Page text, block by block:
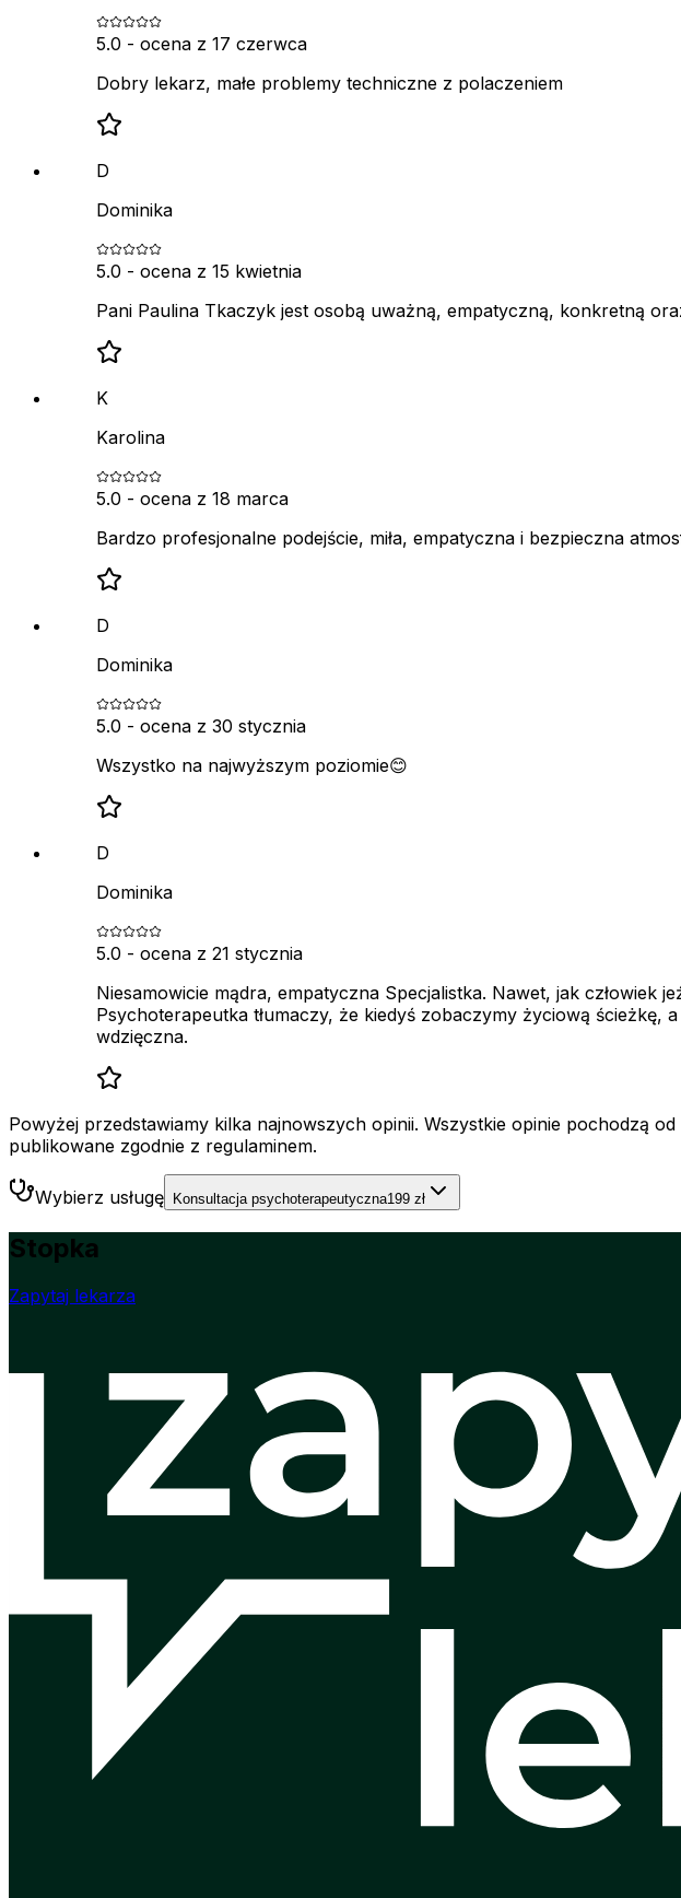
5.0 - ocena z 17 czerwca
Dobry lekarz, małe problemy techniczne z polaczeniem
D
Dominika
5.0 - ocena z 15 kwietnia
Pani Paulina Tkaczyk jest osobą uważną, empatyczną, konkretną
K
Karolina
5.0 - ocena z 18 marca
Bardzo profesjonalne podejście, miła, empatyczna i bezpieczna
D
Dominika
5.0 - ocena z 30 stycznia
Wszystko na najwyższym poziomie😊
D
Dominika
5.0 - ocena z 21 stycznia
Niesamowicie mądra, empatyczna Specjalistka. Nawet, jak
Psychoterapeutka tłumaczy, że kiedyś zobaczymy życiową
wdzięczna.
Powyżej przedstawiamy kilka najnowszych opinii. Wszystkie opinie pochodzą
publikowane zgodnie z regulaminem.
Wybierz usługę Konsultacja psychoterapeutyczna199 zł
Stopka
Zapytaj lekarza